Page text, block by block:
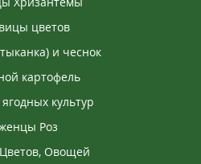
цветов
и чеснок
картофель
культур
Роз
Овощей